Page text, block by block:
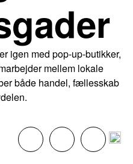
igen med pop-up-butikker,
mellem lokale
både handel, fællesskab